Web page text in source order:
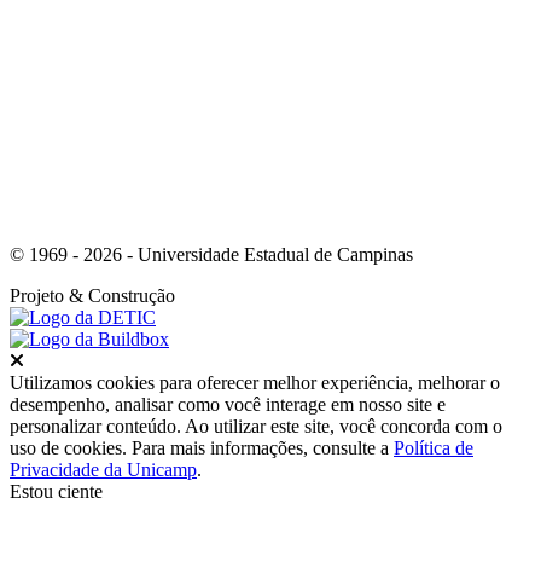
© 1969 - 2026 - Universidade Estadual de Campinas
Projeto & Construção
Utilizamos cookies para oferecer melhor experiência, melhorar o
desempenho, analisar como você interage em nosso site e
personalizar conteúdo. Ao utilizar este site, você concorda com o
uso de cookies. Para mais informações, consulte a Política de
Privacidade da Unicamp.
Estou ciente